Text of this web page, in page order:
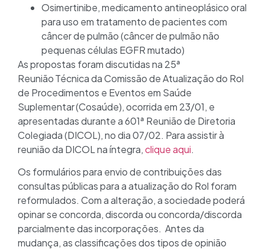
Osimertinibe, medicamento antineoplásico oral
para uso em tratamento de pacientes com
câncer de pulmão (câncer de pulmão não
pequenas células EGFR mutado)
As propostas foram discutidas na 25ª
Reunião Técnica da Comissão de Atualização do Rol
de Procedimentos e Eventos em Saúde
Suplementar (Cosaúde), ocorrida em 23/01, e
apresentadas durante a 601ª Reunião de Diretoria
Colegiada (DICOL), no dia 07/02. Para assistir à
reunião da DICOL na íntegra,clique aqui.
Os formulários para envio de contribuições das
consultas públicas para a atualização do Rol foram
reformulados. Com a alteração, a sociedade poderá
opinar se concorda, discorda ou concorda/discorda
parcialmente das incorporações. Antes da
mudança, as classificações dos tipos de opinião